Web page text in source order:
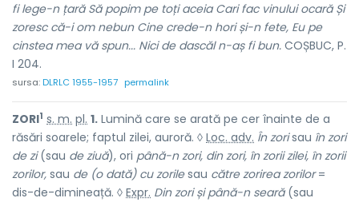
fi lege-n țară Să popim pe toți aceia Cari fac vinului ocară Și
zoresc că-i om nebun Cine crede-n hori și-n fete, Eu pe
cinstea mea vă spun... Nici de dascăl n-aș fi bun. COȘBUC, P.
I 204.
sursa:DLRLC 1955-1957 permalink
ZORI1 s. m. pl. 1. Lumină care se arată pe cer înainte de a
răsări soarele; faptul zilei, auroră. ◊ Loc. adv. În zorisau în zori
de zi(sau de ziuă), ori până-n zori, din zori, în zorii zilei, în zorii
zorilor, sau de (o dată) cu zorilesau către zorirea zorilor=
dis-de-dimineață. ◊ Expr. Din zori și până-n seară(sau